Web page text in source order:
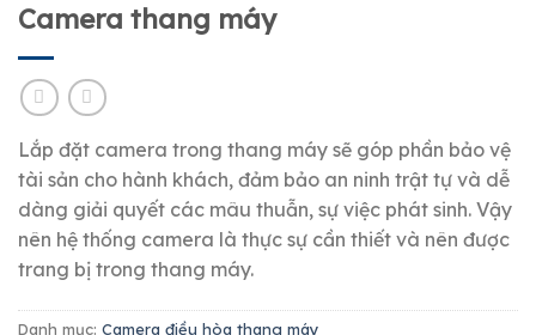
Camera thang máy
Lắp đặt camera trong thang máy sẽ góp phần bảo vệ
tài sản cho hành khách, đảm bảo an ninh trật tự và dễ
dàng giải quyết các mâu thuẫn, sự việc phát sinh. Vậy
nên hệ thống camera là thực sự cần thiết và nên được
trang bị trong thang máy.
Danh mục: Camera điều hòa thang máy